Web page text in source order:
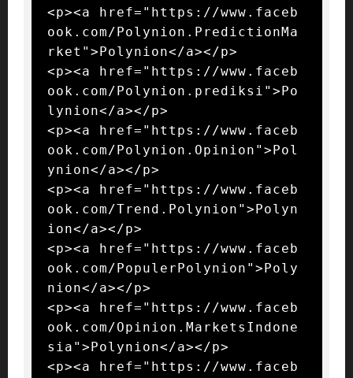
<p><a href="https://www.faceb
ook.com/Polynion.PredictionMa
rket">Polynion</a></p>
<p><a href="https://www.faceb
ook.com/Polynion.prediksi">Po
lynion</a></p>
<p><a href="https://www.faceb
ook.com/Polynion.Opinion">Pol
ynion</a></p>
<p><a href="https://www.faceb
ook.com/Trend.Polynion">Polyn
ion</a></p>
<p><a href="https://www.faceb
ook.com/PopulerPolynion">Poly
nion</a></p>
<p><a href="https://www.faceb
ook.com/Opinion.MarketsIndone
sia">Polynion</a></p>
<p><a href="https://www.faceb